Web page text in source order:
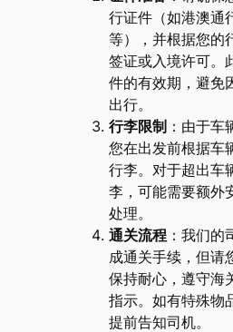
行证件（如港澳通
等），并根据您的
签证或入境许可。
件的有效期，避免
出行。
行李限制：由于车
您在出发前根据车
行李。对于超出车
李，可能需要额外
处理。
通关流程：我们的
成通关手续，但请
保持耐心，遵守海
指示。如有特殊物
提前告知司机。